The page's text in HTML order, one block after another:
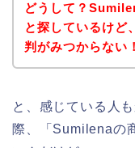
どうして？
と探しているけ
判がみつからない！
と、感じている人
際、「Sumilenaの